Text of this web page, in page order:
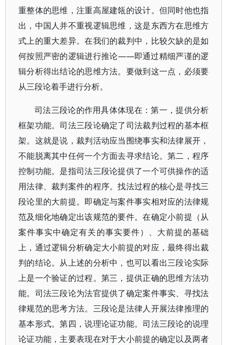
重整体的思维，注重高屋建瓴的设计。但同时他也指
出，中国人并不重视逻辑思维，这是东西方在思维方
式上的重大差异。在我们的裁判中，比较欠缺的是如
何按照严密的逻辑进行推论——即通过精细严谨的逻
辑分析得出结论的思维方法。要做到这一点，必须要
从三段论着手进行分析。
司法三段论的作用具体体现在：第一，提供分析
框架功能。司法三段论确定了司法裁判过程的基本框
架。这就是说，裁判活动应当围绕事实和法律展开，
不能脱离其中任何一个方面去寻求结论。第二，程序
控制功能。是指司法三段论提供了一个可供操作的适
用法律、裁判案件的程序。找法过程的核心是寻找三
段论里的大前提。即确定与案件事实相对应的法律规
范及细化地确定出该规范的要件。在确定小前提（从
案件事实中确定有关的事实要件）、大前提的基础
上，通过逻辑分析确定大小前提的对应，最终得出裁
判的结论。从上述的分析中，也可以看出三段论实际
上是一个验证的过程。第三，提供正确的思维方法功
能。司法三段论为法官提供了确定案件事实、寻找法
律规范的思考方法。三段论是法律人开展法律推理的
基本形式。第四，说理论证功能。司法三段论的说理
论证功能，主要表现在对于大小前提的确定以及两者